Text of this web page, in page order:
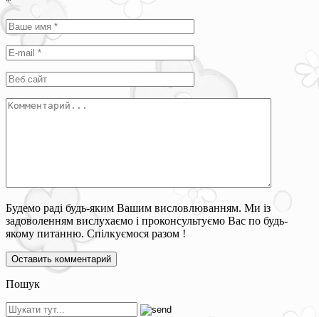
Будемо раді будь-яким Вашим висловлюванням. Ми із
задоволенням вислухаємо і проконсультуємо Вас по будь-
якому питанню. Спілкуємося разом !
Пошук